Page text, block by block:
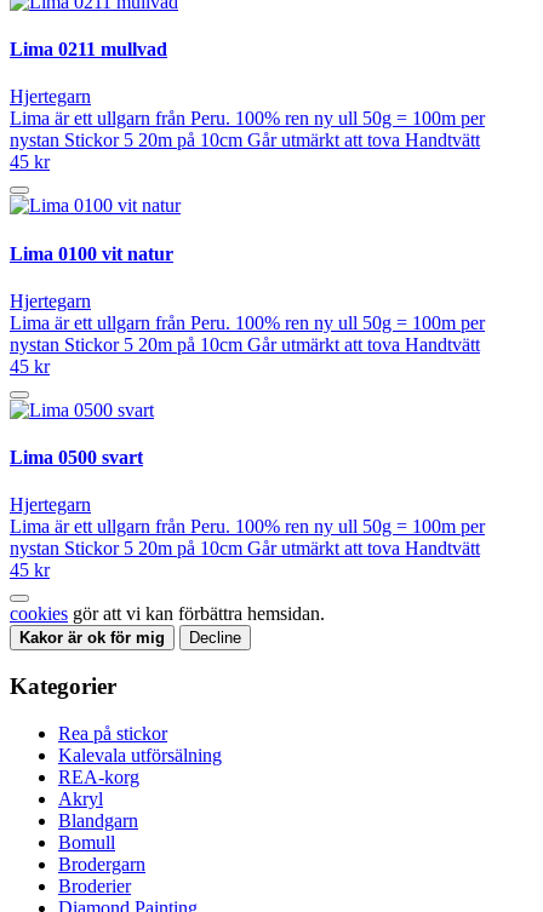
Lima 0211 mullvad
Hjertegarn
Lima är ett ullgarn från Peru. 100% ren ny ull 50g = 100m per
nystan Stickor 5 20m på 10cm Går utmärkt att tova Handtvätt
45 kr
Lima 0100 vit natur
Hjertegarn
Lima är ett ullgarn från Peru. 100% ren ny ull 50g = 100m per
nystan Stickor 5 20m på 10cm Går utmärkt att tova Handtvätt
45 kr
Lima 0500 svart
Hjertegarn
Lima är ett ullgarn från Peru. 100% ren ny ull 50g = 100m per
nystan Stickor 5 20m på 10cm Går utmärkt att tova Handtvätt
45 kr
cookies gör att vi kan förbättra hemsidan.
Kakor är ok för mig Decline
Kategorier
Rea på stickor
Kalevala utförsälning
REA-korg
Akryl
Blandgarn
Bomull
Brodergarn
Broderier
Diamond Painting